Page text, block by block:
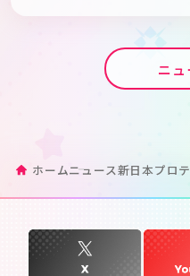
ニュ
ホームニュース新日本プロ